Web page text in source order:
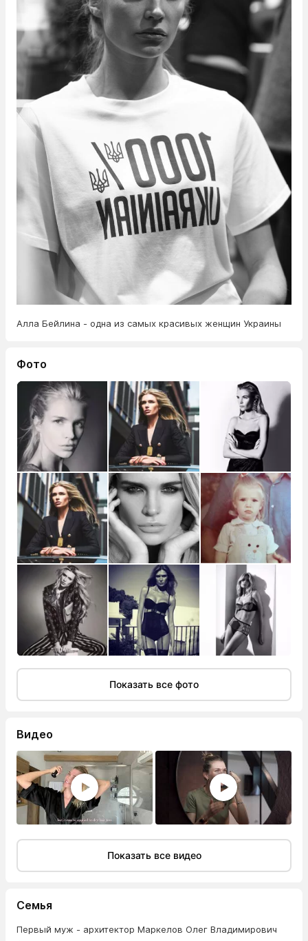
Алла Бейлина - одна из самых красивых женщин Украины
Фото
Показать все фото
Видео
Показать все видео
Семья
Первый муж - архитектор Маркелов Олег Владимирович